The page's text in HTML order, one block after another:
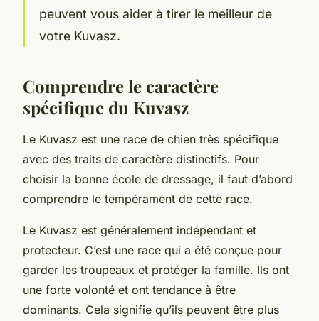
peuvent vous aider à tirer le meilleur de
votre Kuvasz.
Comprendre le caractère
spécifique du Kuvasz
Le Kuvasz est une race de chien très spécifique
avec des traits de caractère distinctifs. Pour
choisir la bonne école de dressage, il faut d’abord
comprendre le tempérament de cette race.
Le Kuvasz est généralement indépendant et
protecteur. C’est une race qui a été conçue pour
garder les troupeaux et protéger la famille. Ils ont
une forte volonté et ont tendance à être
dominants. Cela signifie qu’ils peuvent être plus